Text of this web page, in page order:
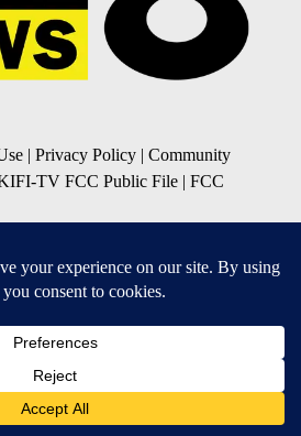
| Privacy Policy | Community
TV FCC Public File | FCC
EMAIL NEWSLETTERS